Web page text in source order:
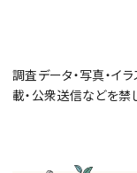
調査データ・写真・イ
載・公衆送信などを禁